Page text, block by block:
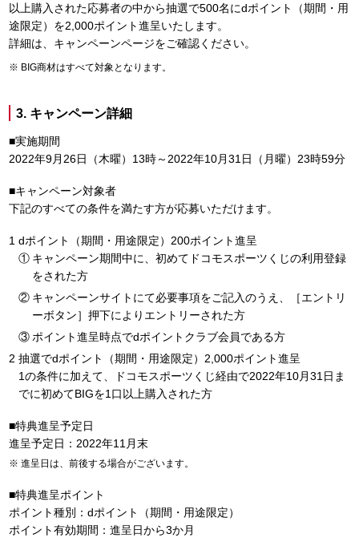
以上購入された応募者の中から抽選で500名にdポイント（期間・用
途限定）を2,000ポイント進呈いたします。
詳細は、キャンペーンページをご確認ください。
BIG商材はすべて対象となります。
3. キャンペーン詳細
■実施期間
2022年9月26日（木曜）13時～2022年10月31日（月曜）23時59分
■キャンペーン対象者
下記のすべての条件を満たす方が応募いただけます。
dポイント（期間・用途限定）200ポイント進呈
キャンペーン期間中に、初めてドコモスポーツくじの利用登録
をされた方
キャンペーンサイトにて必要事項をご記入のうえ、［エントリ
ーボタン］押下によりエントリーされた方
ポイント進呈時点でdポイントクラブ会員である方
抽選でdポイント（期間・用途限定）2,000ポイント進呈
1の条件に加えて、ドコモスポーツくじ経由で2022年10月31日ま
でに初めてBIGを1口以上購入された方
■特典進呈予定日
進呈予定日：2022年11月末
進呈日は、前後する場合がございます。
■特典進呈ポイント
ポイント種別：dポイント（期間・用途限定）
ポイント有効期間：進呈日から3か月